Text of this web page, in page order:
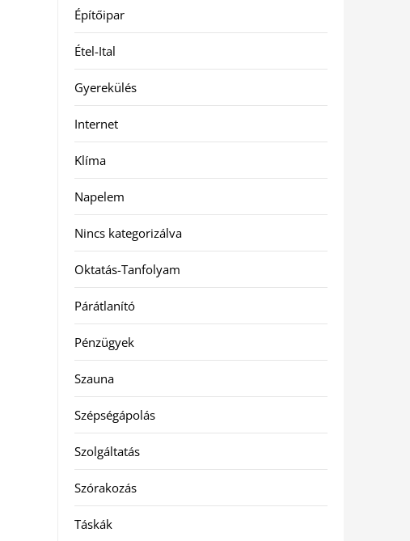
Építőipar
Étel-Ital
Gyerekülés
Internet
Klíma
Napelem
Nincs kategorizálva
Oktatás-Tanfolyam
Párátlanító
Pénzügyek
Szauna
Szépségápolás
Szolgáltatás
Szórakozás
Táskák